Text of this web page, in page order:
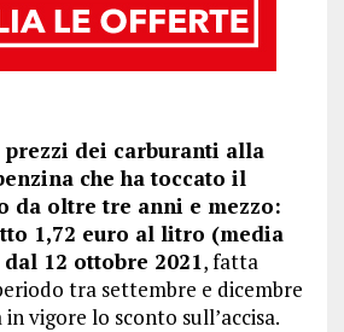
dei carburanti alla
che ha toccato il
da oltre tre anni e mezzo:
1,72 euro al litro (media
12 ottobre 2021, fatta
tra settembre e dicembre
vigore lo sconto sull’accisa.